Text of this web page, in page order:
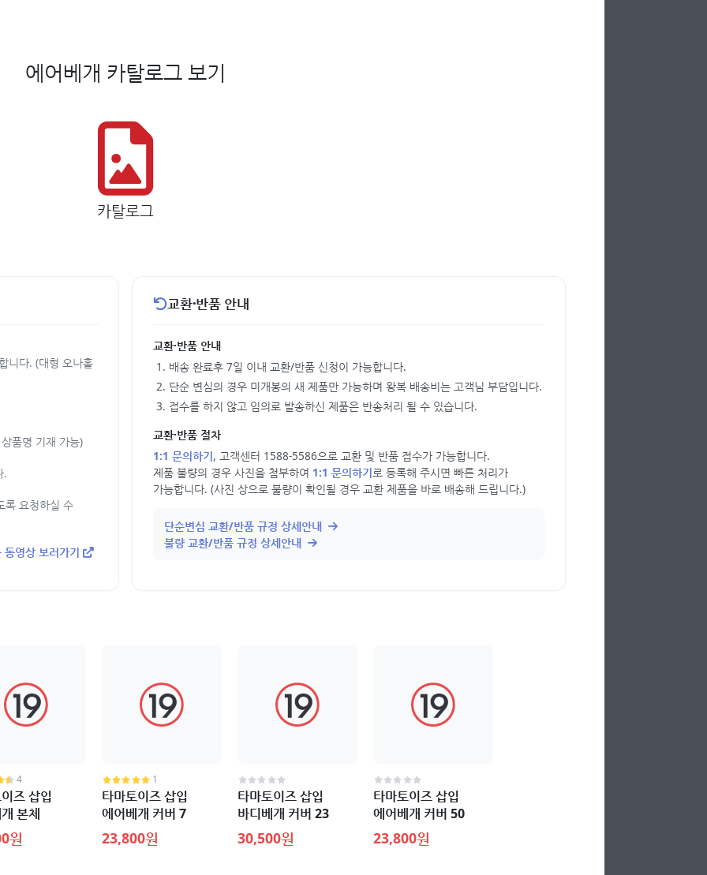
에어베개 카탈로그 보기
카탈로그
니다. (대형 오나홀
품명 기재 가능)
.
록 요청하실 수
동영상 보러가기
교환·반품 안내
교환·반품 안내
배송 완료후 7일 이내 교환/반품 신청이 가능합니다.
단순 변심의 경우 미개봉의 새 제품만 가능하며 왕복 배송비는 고객님 부담입니다.
접수를 하지 않고 임의로 발송하신 제품은 반송처리 될 수 있습니다.
교환·반품 절차
1:1 문의하기, 고객센터 1588-5586으로 교환 및 반품 접수가 가능합니다.
제품 불량의 경우 사진을 첨부하여 1:1 문의하기로 등록해 주시면 빠른 처리가
가능합니다. (사진 상으로 불량이 확인될 경우 교환 제품을 바로 배송해 드립니다.)
단순변심 교환/반품 규정 상세안내
불량 교환/반품 규정 상세안내
4
즈 삽입
본체
원
1
타마토이즈 삽입
에어베개 커버 7
23,800원
타마토이즈 삽입
바디베개 커버 23
30,500원
타마토이즈 삽입
에어베개 커버 50
23,800원